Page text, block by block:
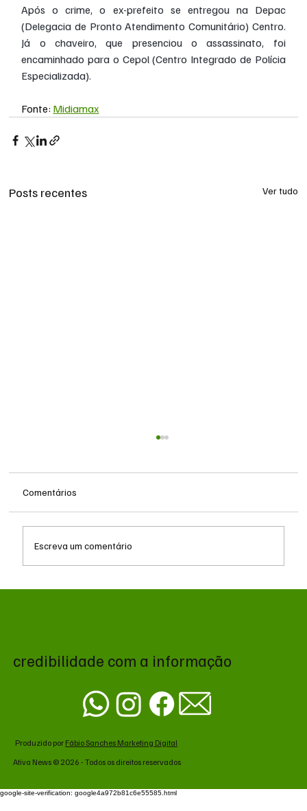
Após o crime, o ex-prefeito se entregou na Depac
(Delegacia de Pronto Atendimento Comunitário) Centro.
Já o chaveiro, que presenciou o assassinato, foi
encaminhado para o Cepol (Centro Integrado de Polícia
Especializada).
Fonte: Midiamax
Posts recentes Ver tudo
Comentários
Escreva um comentário
credibilidade com a informação
Produzido por Fábio Sanches Marketing Digital
Ativa News © 2026 - Todos os direitos reservados
google-site-verification: google4a972b81c6e55585.html